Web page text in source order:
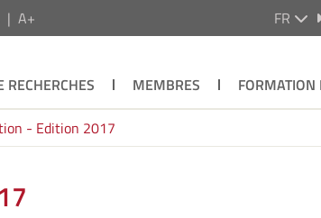
A+ FR
RECHERCHES MEMBRES FORMATION
- Edition 2017